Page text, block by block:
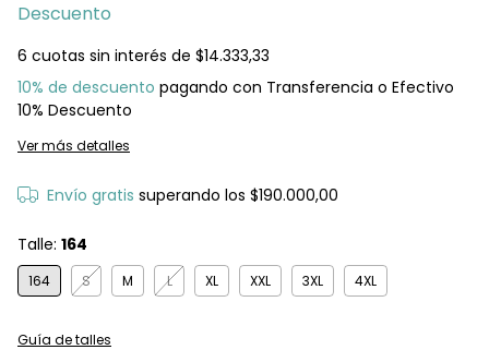
Descuento
6 cuotas sin interés de $14.333,33
10% de descuento pagando con Transferencia o Efectivo
10% Descuento
Ver más detalles
Envío gratis superando los $190.000,00
Talle: 164
164 S M L XL XXL 3XL 4XL
Guía de talles